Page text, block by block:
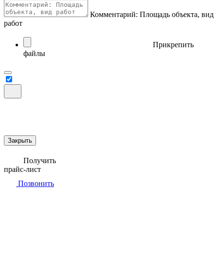
Комментарий: Площадь объекта, вид
работ
Прикрепить
файлы
Закрыть
Получить
прайс-лист
Позвонить